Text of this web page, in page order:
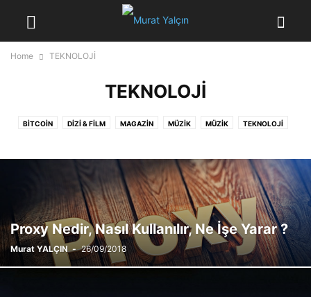
Home TEKNOLOJİ
TEKNOLOJİ
BITCOIN DIZI & FILM MAGAZİN MÜZİK MÜZİK TEKNOLOJİ
Proxy Nedir, Nasıl Kullanılır, Ne İşe Yarar ?
Murat YALÇIN - 26/09/2018